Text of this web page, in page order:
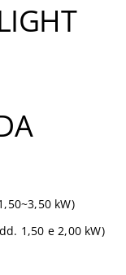
kW)
1,50 e 2,00 kW)